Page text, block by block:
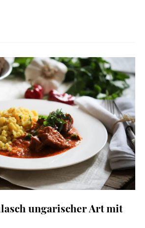
ungarischer Art mit